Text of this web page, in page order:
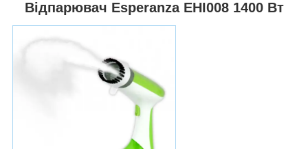
Відпарювач Esperanza EHI008 1400 Вт